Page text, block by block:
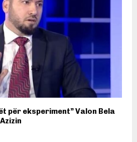
për eksperiment” Valon Bela